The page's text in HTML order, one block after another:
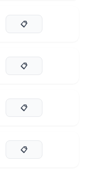
📋
📋
📋
📋